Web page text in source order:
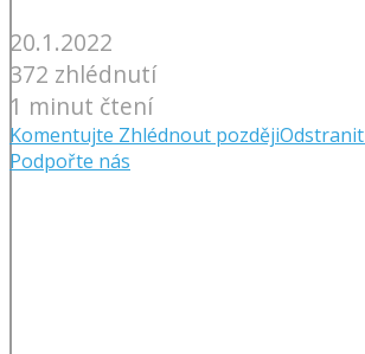
20.1.2022
372 zhlédnutí
1 minut čtení
Komentujte Zhlédnout pozdějiOdstranit
Podpořte nás